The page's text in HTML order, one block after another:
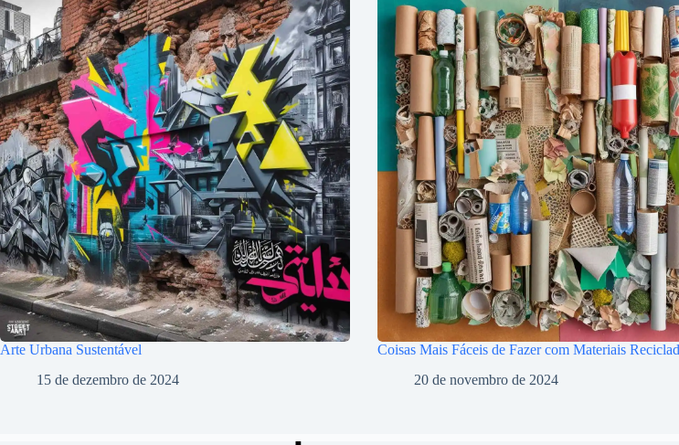
Arte Urbana Sustentável
15 de dezembro de 2024
Coisas Mais Fáceis de Fazer com Materiais
20 de novembro de 2024